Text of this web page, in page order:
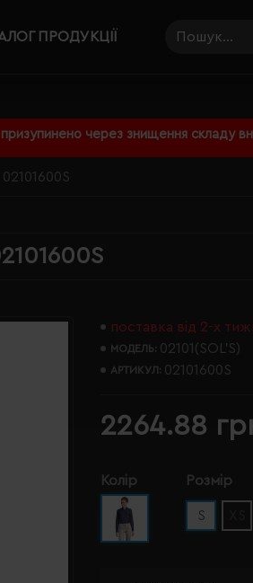
через знищення складу
ПРОДУКЦІЇ
поставка від 2-х
МОДЕЛЬ: 02101(SOL’S)
АРТИКУЛ: 02101600S
2264.88
Колір Розмір
S